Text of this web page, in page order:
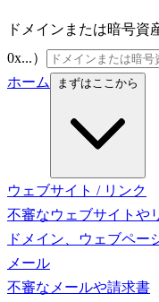
ドメインまたは暗号資
0x...）
ホーム まずはここから
ウェブサイト / リンク
不審なウェブサイトや
ドメイン、ウェブペー
メール
不審なメールや請求書